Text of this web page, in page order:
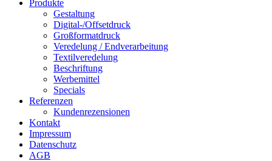
Produkte
Gestaltung
Digital-/Offsetdruck
Großformatdruck
Veredelung / Endverarbeitung
Textilveredelung
Beschriftung
Werbemittel
Specials
Referenzen
Kundenrezensionen
Kontakt
Impressum
Datenschutz
AGB